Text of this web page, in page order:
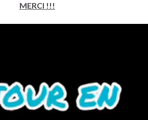
MERCI !!!